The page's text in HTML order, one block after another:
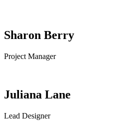
Sharon Berry
Project Manager
Juliana Lane
Lead Designer